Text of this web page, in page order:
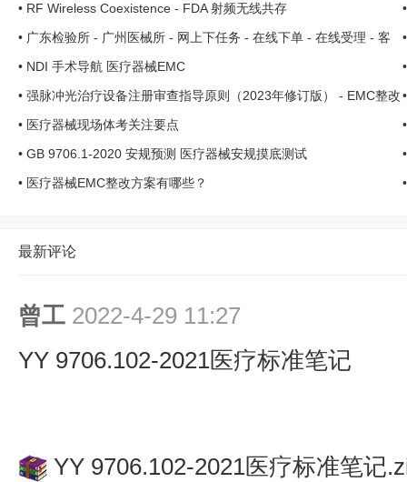
• RF Wireless Coexistence - FDA 射频无线共存
• 广东检验所 - 广州医械所 - 网上下任务 - 在线下单 - 在线受理 - 客
户服务平台 ...
• NDI 手术导航 医疗器械EMC
• 强脉冲光治疗设备注册审查指导原则（2023年修订版） - EMC整改
- 安规整改 ...
• 医疗器械现场体考关注要点
• GB 9706.1-2020 安规预测 医疗器械安规摸底测试
• 医疗器械EMC整改方案有哪些？
最新评论
曾工 2022-4-29 11:27
YY 9706.102-2021医疗标准笔记
YY 9706.102-2021医疗标准笔记